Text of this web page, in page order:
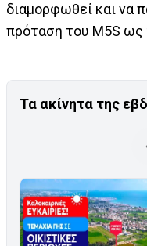
διαμορφωθεί και να
πρόταση του M5S ως
Τα ακίνητα της